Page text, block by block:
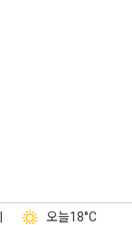
오늘18°C